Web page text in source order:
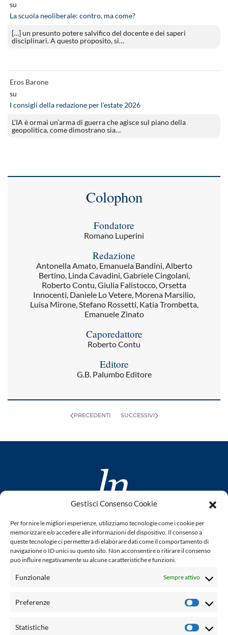
Gestisci Consenso Cookie
Per fornire le migliori esperienze, utilizziamo tecnologie come i cookie per
memorizzare e/o accedere alle informazioni del dispositivo. Il consenso a
queste tecnologie ci permetterà di elaborare dati come il comportamento di
navigazione o ID unici su questo sito. Non acconsentire o ritirare il consenso
può influire negativamente su alcune caratteristiche e funzioni.
Funzionale Sempre attivo
Preferenze
Statistiche
su
La scuola neoliberale: contro, ma come?
[…] un presunto potere salvifico del docente e dei saperi
disciplinari. A questo proposito, si…
Eros Barone
su
I consigli della redazione per l’estate 2026
L’IA è ormai un’arma di guerra che agisce sul piano della
geopolitica, come dimostrano sia…
Colophon
Fondatore
Romano Luperini
Redazione
Antonella Amato, Emanuela Bandini, Alberto
Bertino, Linda Cavadini, Gabriele Cingolani,
Roberto Contu, Giulia Falistocco, Orsetta
Innocenti, Daniele Lo Vetere, Morena Marsilio,
Luisa Mirone, Stefano Rossetti, Katia Trombetta,
Emanuele Zinato
Caporedattore
Roberto Contu
Editore
G.B. Palumbo Editore
PRECEDENTI SUCCESSIVI
www.laletteraturaenoi.it
fondato da Romano Luperini
Questo blog non rappresenta una testata giornalistica in
quanto viene aggiornato senza alcuna periodicità. Non può
legge n° 62 del 7.03.2001. L'autore non è responsabile per